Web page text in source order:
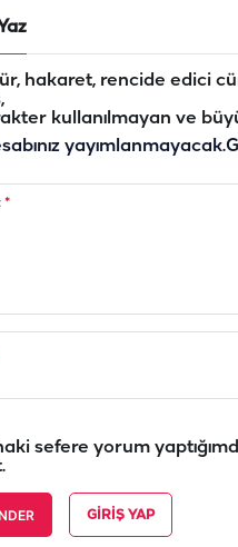
hakaret, rencide edici
kullanılmayan ve
yayımlanmayacak.
*
sefere yorum
GIRIŞ YAP